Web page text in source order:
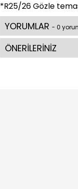
*R25/26 Gözle
YORUMLAR - 0
ÖNERİLERİNİZ